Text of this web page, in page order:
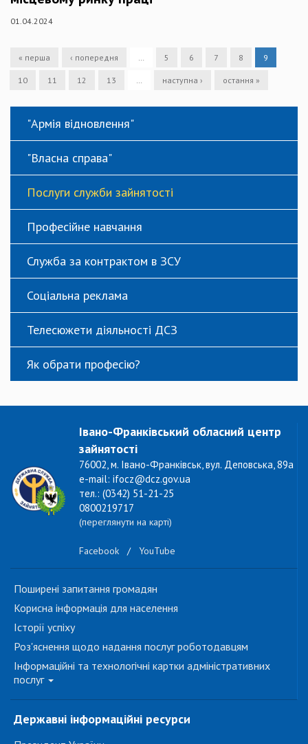
01.04.2024
« перша ‹ попередня … 5 6 7 8 9
10 11 12 13 … наступна › остання »
"Армія відновлення"
"Власна справа"
Послуги служби зайнятості
Професійне навчання
Служба за контрактом в ЗСУ
Соціальна реклама
Телесюжети діяльності ДСЗ
Як обрати професію?
Івано-Франківський обласний центр
зайнятості
76002, м. Івано-Франківськ, вул. Деповська, 89а
e-mail: ifocz@dcz.gov.ua
тел.: (0342) 51-21-25
0800219717
(переглянути на карті)
Facebook / YouTube
Поширені запитання громадян
Корисна інформація для населення
Історії успіху
Роз'яснення щодо надання послуг роботодавцям
Інформаційні та технологічні картки адміністративних
послуг
Державні інформаційні ресурси